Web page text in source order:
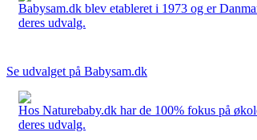
Babysam.dk blev etableret i 1973 og er
deres udvalg.
Se udvalget på Babysam.dk
Hos Naturebaby.dk har de 100% fokus på
deres udvalg.